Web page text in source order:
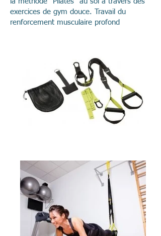
exercices de gym douce. Travail du
renforcement musculaire profond